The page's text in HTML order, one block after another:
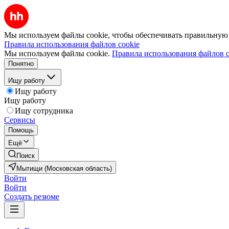
Мы используем файлы cookie, чтобы обеспечивать правильную
Правила использования файлов cookie
Мы используем файлы cookie. Правила использования файлов
Понятно
Ищу работу
Ищу работу
Ищу работу
Ищу сотрудника
Сервисы
Помощь
Ещё
Поиск
Мытищи (Московская область)
Войти
Войти
Создать резюме